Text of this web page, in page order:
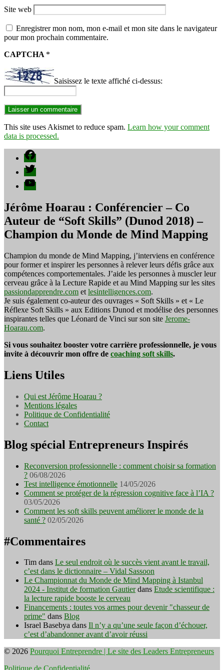
Site web
Enregistrer mon nom, mon e-mail et mon site dans le navigateur
pour mon prochain commentaire.
CAPTCHA *
Saisissez le texte affiché ci-dessus:
This site uses Akismet to reduce spam. Learn how your comment
data is processed.
Facebook
Twitter
YouTube
Jérôme Hoarau : Conférencier – Co
Auteur de “Soft Skills” (Dunod 2018) –
Champion du Monde de Mind Mapping
Champion du monde de Mind Mapping, j’interviens en conférence
pour former et inspirer les personnes à relever leurs défis grâce aux
compétences comportementales. J’aide les personnes à muscler leur
cerveau grâce à la Lecture Rapide et au Mind Mapping sur les sites
passiondapprendre.com et lesintelligences.com.
Je suis également co-auteur des ouvrages « Soft Skills » et « Le
Réflexe Soft Skills » aux Editions Dunod et modélise des personnes
inspirantes telles que Léonard de Vinci sur son site Jerome-
Hoarau.com.
Si vous souhaitez booster votre carrière professionnelle, je vous
invite à découvrir mon offre de coaching soft skills.
Liens Utiles
Qui est Jérôme Hoarau ?
Mentions légales
Politique de Confidentialité
Contact
Blog spécial Entrepreneurs Inspirés
Reconversion professionnelle : comment choisir sa formation
? 06/08/2026
Test intelligence émotionnelle 14/05/2026
Comment se protéger de la régression cognitive face à l’IA ?
03/05/2026
Comment les soft skills peuvent améliorer le monde de la
santé ? 02/05/2026
#Commentaires
Tim dans Le seul endroit où le succès vient avant le travail,
c’est dans le dictionnaire – Vidal Sassoon
Le Championnat du Monde de Mind Mapping à Istanbul
2024 - Institut de formation Gautierdans Etude scientifique :
la lecture rapide booste le cerveau
Financements : toutes vos armes pour devenir "chasseur de
prime" dans Blog
Israel Basebya dans Il n’y a qu’une seule façon d’échouer,
c’est d’abandonner avant d’avoir réussi
© 2026 Pourquoi Entreprendre | Le site des Leaders Entrepreneurs